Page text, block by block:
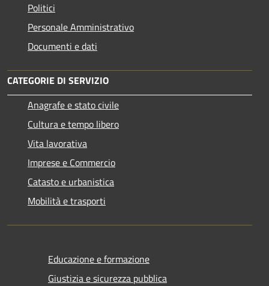
Politici
Personale Amministrativo
Documenti e dati
CATEGORIE DI SERVIZIO
Anagrafe e stato civile
Cultura e tempo libero
Vita lavorativa
Imprese e Commercio
Catasto e urbanistica
Mobilità e trasporti
Educazione e formazione
Giustizia e sicurezza pubblica